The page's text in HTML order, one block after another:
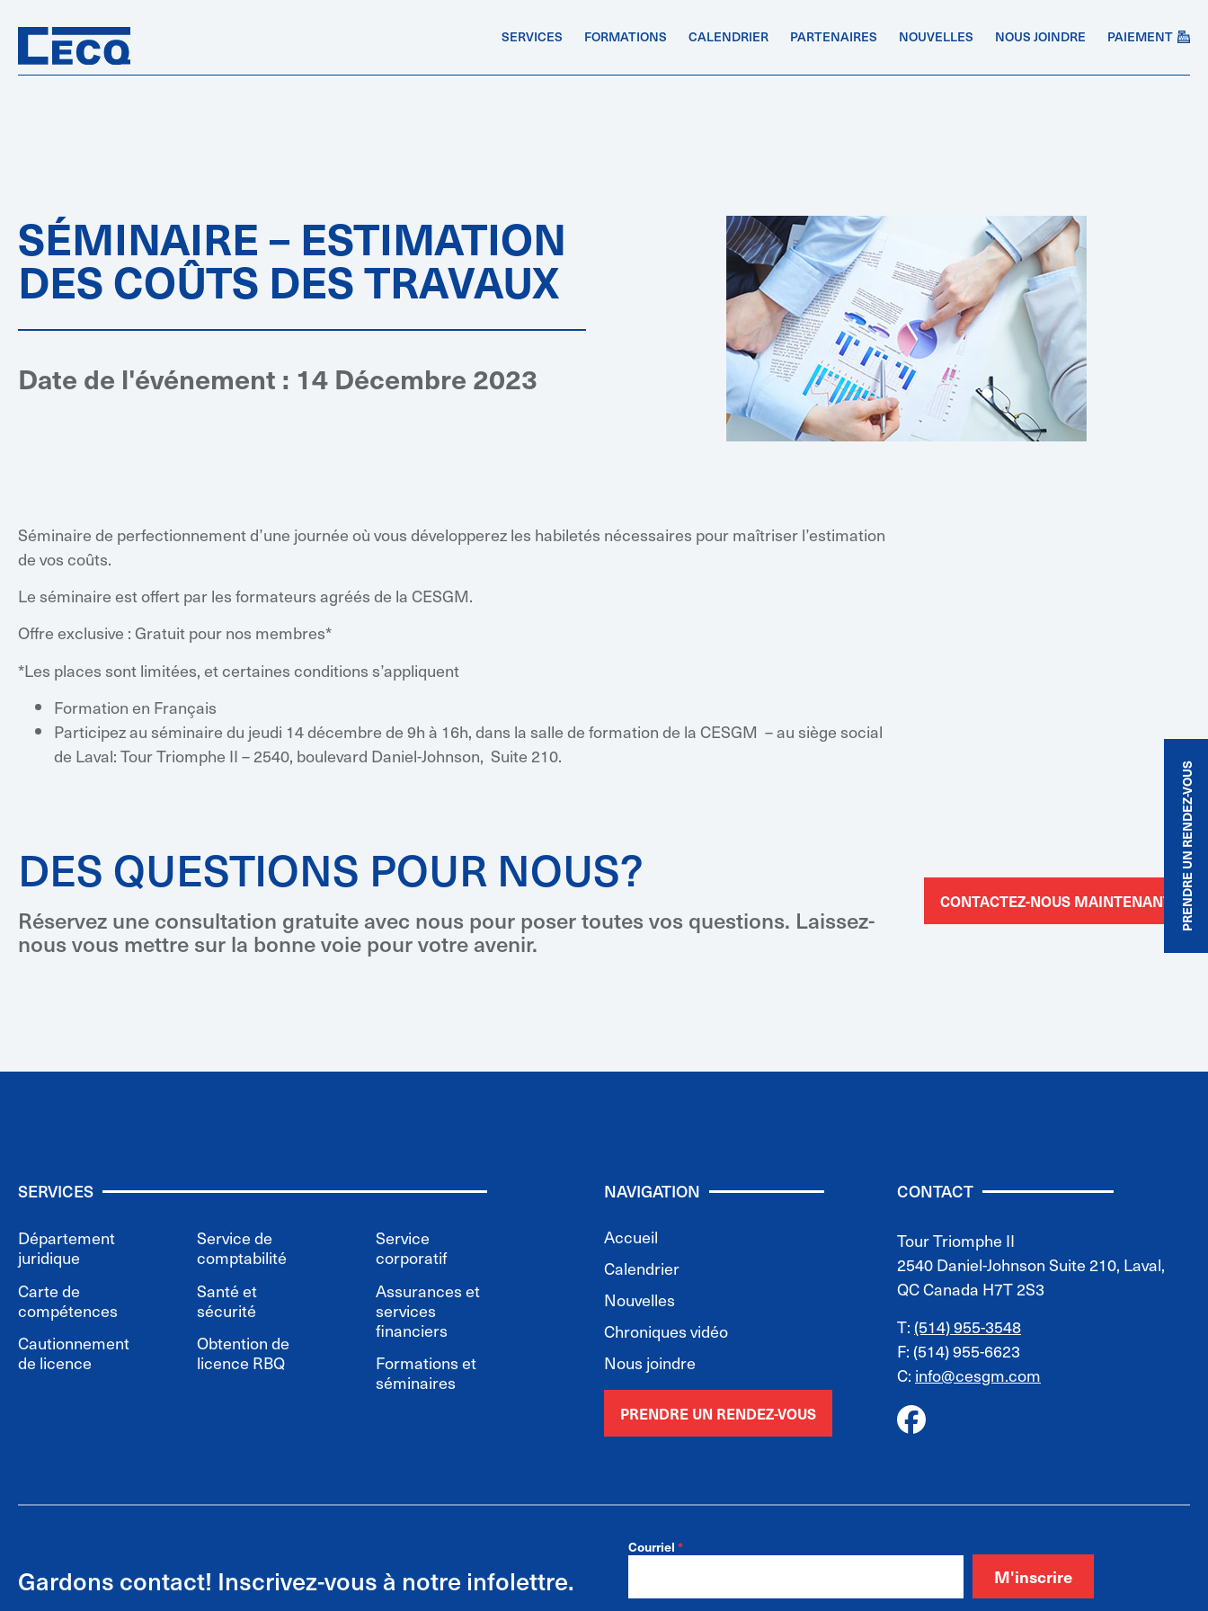
SERVICES FORMATIONS CALENDRIER PARTENAIRES NOUVELLES NOUS JOINDRE PAIEMENT
PRENDRE UN RENDEZ-VOUS
SÉMINAIRE – ESTIMATION
DES COÛTS DES TRAVAUX
Date de l'événement : 14 Décembre 2023
Séminaire de perfectionnement d’une journée où vous développerez les habiletés nécessaires pour maîtriser l’estimation
de vos coûts.
Le séminaire est offert par les formateurs agréés de la CESGM.
Offre exclusive : Gratuit pour nos membres*
*Les places sont limitées, et certaines conditions s’appliquent
Formation en Français
Participez au séminaire du jeudi 14 décembre de 9h à 16h, dans la salle de formation de la CESGM – au siège social
de Laval: Tour Triomphe II – 2540, boulevard Daniel-Johnson, Suite 210.
DES QUESTIONS POUR NOUS?
Réservez une consultation gratuite avec nous pour poser toutes vos questions. Laissez-
nous vous mettre sur la bonne voie pour votre avenir.
CONTACTEZ-NOUS MAINTENANT
SERVICES
Département
juridique
Carte de
compétences
Cautionnement
de licence
Service de
comptabilité
Santé et
sécurité
Obtention de
licence RBQ
Service
corporatif
Assurances et
services
financiers
Formations et
séminaires
NAVIGATION
Accueil
Calendrier
Nouvelles
Chroniques vidéo
Nous joindre
PRENDRE UN RENDEZ-VOUS
CONTACT
Tour Triomphe II
2540 Daniel-Johnson Suite 210, Laval,
QC Canada H7T 2S3
T: (514) 955-3548
F: (514) 955-6623
C: info@cesgm.com
Gardons contact! Inscrivez-vous à notre infolettre.
Inscription
Courriel *
M'inscrire